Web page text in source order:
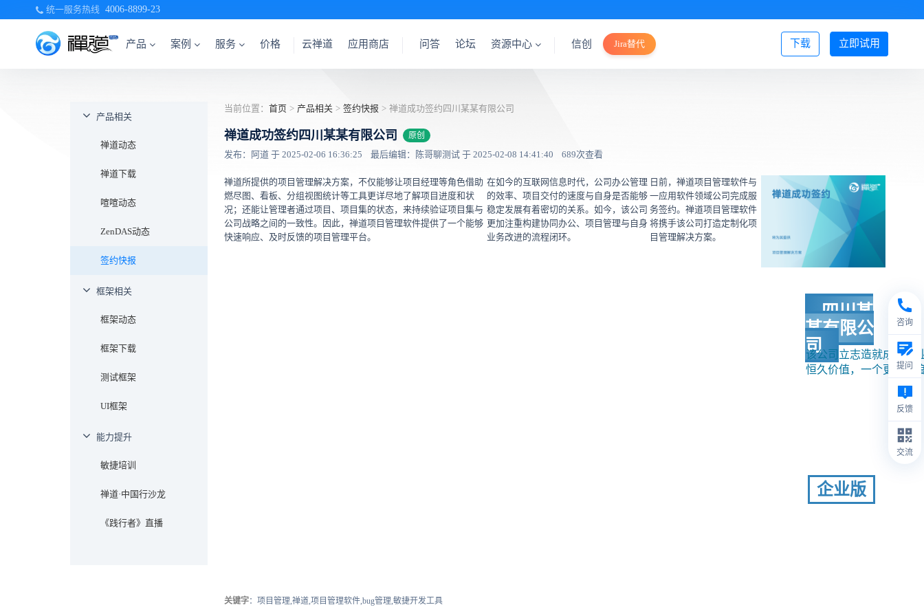
统一服务热线 4006-8899-23
产品 案例 服务 价格 立即试用
下载
云禅道 应用商店 问答 论坛 资源中心 信创 Jira替代 登录/注册
产品相关
禅道动态
禅道下载
喧喧动态
ZenDAS动态
签约快报
框架相关
框架动态
框架下载
测试框架
UI框架
能力提升
敏捷培训
禅道·中国行沙龙
《践行者》直播
当前位置： 首页 > 产品相关 > 签约快报 > 禅道成功签约四川某某有限公司
禅道成功签约四川某某有限公司 原创
发布：阿道 于 2025-02-06 16:36:25 最后编辑：陈哥聊测试 于 2025-02-08 14:41:40 689次查看
四川某
某有限公
司
企业版
该公司立志造就成为行
恒久价值，一个更有温
日前，禅道项目管理软件与
一应用软件领域公司完成服
务签约。禅道项目管理软件
将携手该公司打造定制化项
目管理解决方案。
在如今的互联网信息时代，公司办公管理
的效率、项目交付的速度与自身是否能够
稳定发展有着密切的关系。如今，该公司
更加注重构建协同办公、项目管理与自身
业务改进的流程闭环。
禅道所提供的项目管理解决方案，不仅能够让项目经理等角色借助
燃尽图、看板、分组视图统计等工具更详尽地了解项目进度和状
况；还能让管理者通过项目、项目集的状态，来持续验证项目集与
公司战略之间的一致性。因此，禅道项目管理软件提供了一个能够
快速响应、及时反馈的项目管理平台。
关键字：项目管理,禅道,项目管理软件,bug管理,敏捷开发工具
咨询
提问
反馈
交流